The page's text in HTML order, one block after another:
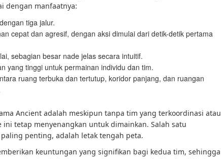
dengan manfaatnya:
tiga jalur.
cepat dan agresif, dengan aksi dimulai dari detik-detik pertama
sebagian besar nade jelas secara intuitif.
yang tinggi untuk permainan individu dan tim.
ruang terbuka dan tertutup, koridor panjang, dan ruangan
Ancient adalah meskipun tanpa tim yang terkoordinasi atau
tetap menyenangkan untuk dimainkan. Salah satu
penting, adalah letak tengah peta.
keuntungan yang signifikan bagi kedua tim, sehingga